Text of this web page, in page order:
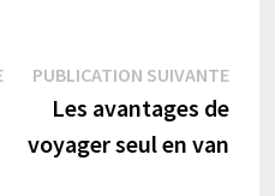
Publication
précédente :
PUBLICATION SUIVANTE
Les avantages de
voyager seul en van